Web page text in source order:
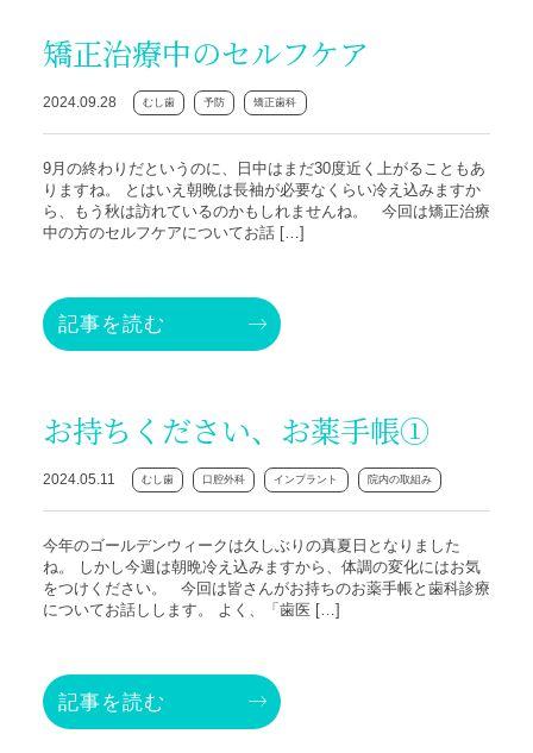
矯正治療中のセルフケア
2024.09.28 むし歯 予防 矯正歯科
9月の終わりだというのに、日中はまだ30度近く上がることもあ
りますね。 とはいえ朝晩は長袖が必要なくらい冷え込みますか
ら、もう秋は訪れているのかもしれませんね。 今回は矯正治療
中の方のセルフケアについてお話 […]
記事を読む
お持ちください、お薬手帳①
2024.05.11 むし歯 口腔外科 インプラント 院内の取組み
今年のゴールデンウィークは久しぶりの真夏日となりました
ね。 しかし今週は朝晩冷え込みますから、体調の変化にはお気
をつけください。 今回は皆さんがお持ちのお薬手帳と歯科診療
についてお話しします。 よく、「歯医 […]
記事を読む